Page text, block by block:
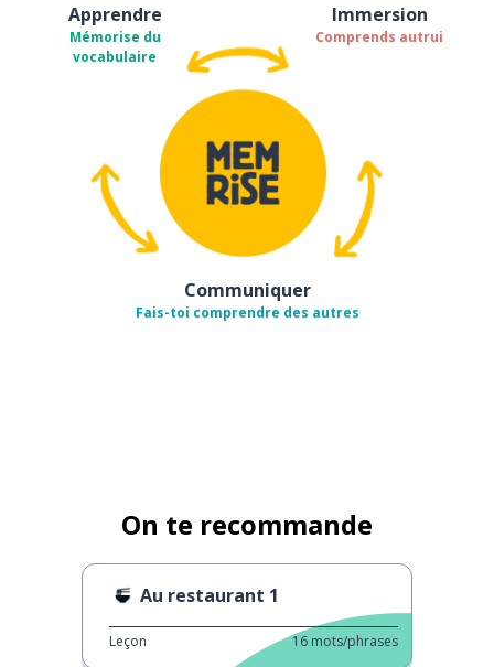
Apprendre
Mémorise du
vocabulaire
Immersion
Comprends autrui
Communiquer
Fais-toi comprendre des autres
On te recommande
Au restaurant 1
Leçon 16 mots/phrases